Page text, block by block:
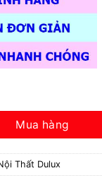
AIR CLEAN
Mua hàng
Thất Dulux